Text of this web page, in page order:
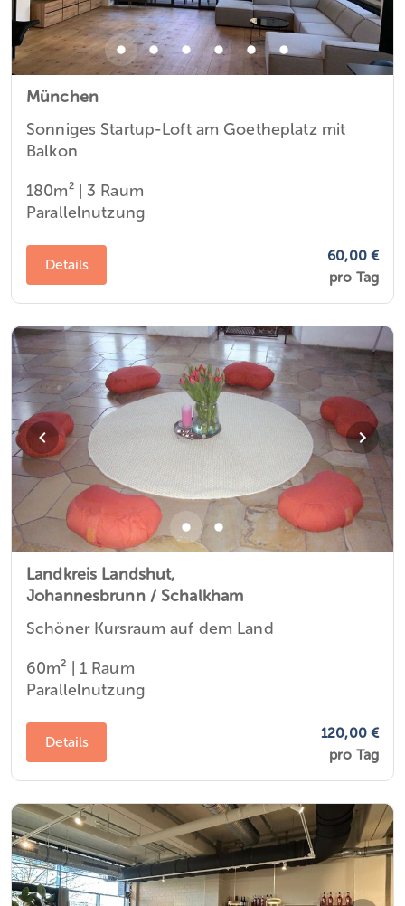
München
Sonniges Startup-Loft am Goetheplatz mit
Balkon
180m² | 3 Raum
Parallelnutzung
Details
60,00 €
pro Tag
Landkreis Landshut,
Johannesbrunn / Schalkham
Schöner Kursraum auf dem Land
60m² | 1 Raum
Parallelnutzung
Details
120,00 €
pro Tag